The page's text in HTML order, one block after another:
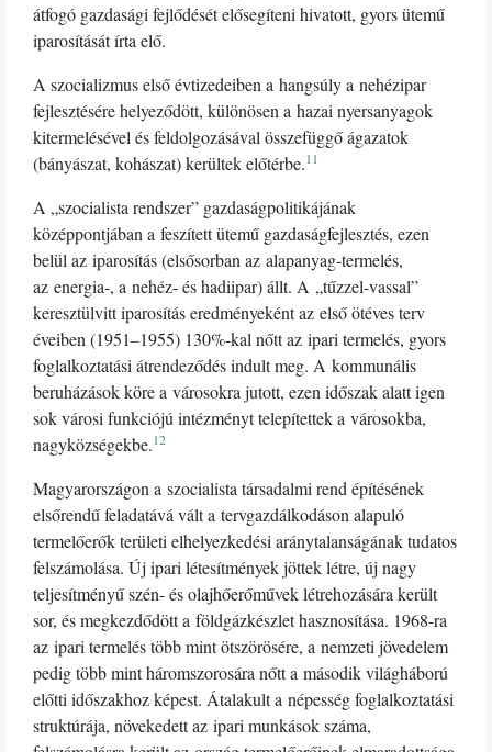
átfogó gazdasági fejlődését elősegíteni hivatott, gyors ütemű
iparosítását írta elő.
A szocializmus első évtizedeiben a hangsúly a nehézipar
fejlesztésére helyeződött, különösen a hazai nyersanyagok
kitermelésével és feldolgozásával összefüggő ágazatok
(bányászat, kohászat) kerültek előtérbe.11
A „szocialista rendszer” gazdaságpolitikájának
középpontjában a feszített ütemű gazdaságfejlesztés, ezen
belül az iparosítás (elsősorban az alapanyag-termelés,
az energia-, a nehéz- és hadiipar) állt. A „tűzzel-vassal”
keresztülvitt iparosítás eredményeként az első ötéves terv
éveiben (1951–1955) 130%-kal nőtt az ipari termelés, gyors
foglalkoztatási átrendeződés indult meg. A kommunális
beruházások köre a városokra jutott, ezen időszak alatt igen
sok városi funkciójú intézményt telepítettek a városokba,
nagyközségekbe.12
Magyarországon a szocialista társadalmi rend építésének
elsőrendű feladatává vált a tervgazdálkodáson alapuló
termelőerők területi elhelyezkedési aránytalanságának tudatos
felszámolása. Új ipari létesítmények jöttek létre, új nagy
teljesítményű szén- és olajhőerőművek létrehozására került
sor, és megkezdődött a földgázkészlet hasznosítása. 1968-ra
az ipari termelés több mint ötszörösére, a nemzeti jövedelem
pedig több mint háromszorosára nőtt a második világháború
előtti időszakhoz képest. Átalakult a népesség foglalkoztatási
struktúrája, növekedett az ipari munkások száma,